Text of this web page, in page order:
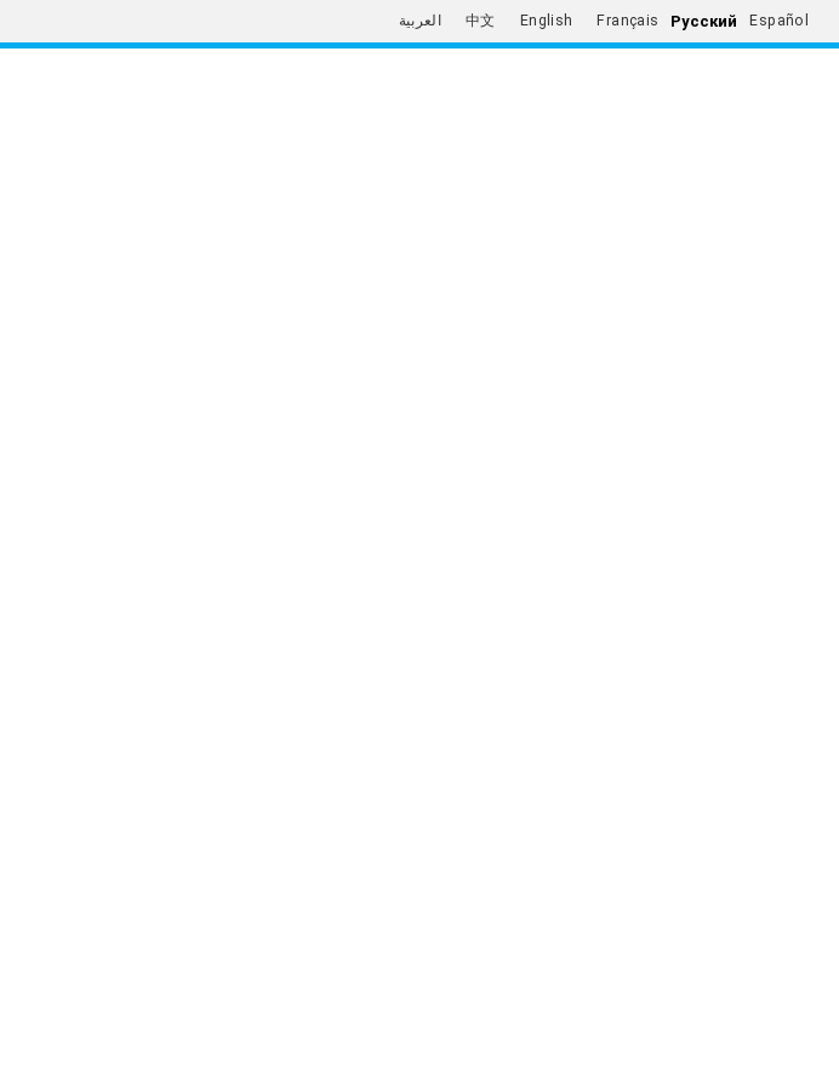
العربية 中文 English Français Русский Español